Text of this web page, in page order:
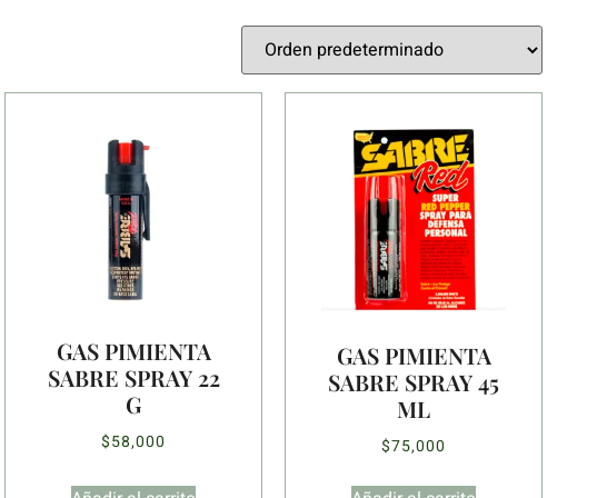
GAS PIMIENTA
SABRE SPRAY 22
G
$58,000
GAS PIMIENTA
SABRE SPRAY 45
ML
$75,000